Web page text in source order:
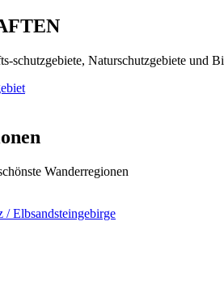
schutzgebiete, Naturschutzgebiete und
Wanderregionen
/ Elbsandsteingebirge